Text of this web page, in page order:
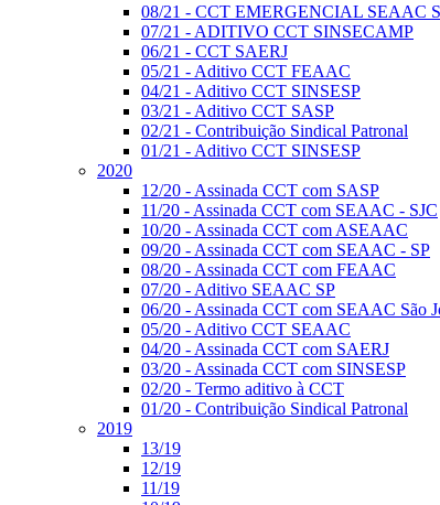
08/21 - CCT EMERGENCIAL SEAAC
07/21 - ADITIVO CCT SINSECAMP
06/21 - CCT SAERJ
05/21 - Aditivo CCT FEAAC
04/21 - Aditivo CCT SINSESP
03/21 - Aditivo CCT SASP
02/21 - Contribuição Sindical Patronal
01/21 - Aditivo CCT SINSESP
2020
12/20 - Assinada CCT com SASP
11/20 - Assinada CCT com SEAAC - SJC
10/20 - Assinada CCT com ASEAAC
09/20 - Assinada CCT com SEAAC - SP
08/20 - Assinada CCT com FEAAC
07/20 - Aditivo SEAAC SP
06/20 - Assinada CCT com SEAAC São
05/20 - Aditivo CCT SEAAC
04/20 - Assinada CCT com SAERJ
03/20 - Assinada CCT com SINSESP
02/20 - Termo aditivo à CCT
01/20 - Contribuição Sindical Patronal
2019
13/19
12/19
11/19